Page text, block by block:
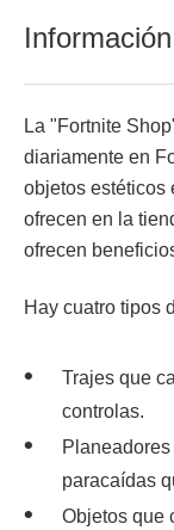
La "Fortnite
diariamente en
objetos estéticos
ofrecen en la
ofrecen
Hay cuatro tipos
Trajes que
controlas.
paracaídas
Objetos que